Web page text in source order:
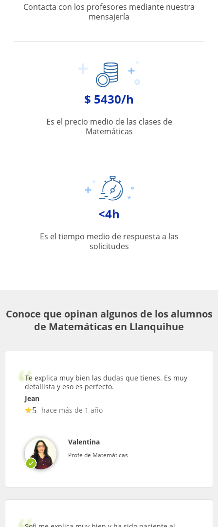
Contacta con los profesores mediante nuestra
mensajería
$ 5430/h
Es el precio medio de las clases de
Matemáticas
<4h
Es el tiempo medio de respuesta a las
solicitudes
Conoce que opinan algunos de los alumnos
de Matemáticas en Llanquihue
Te explica muy bien las dudas que tienes. Es muy
detallista y eso es perfecto.
Jean
5 hace más de 1 año
Valentina
Profe de Matemáticas